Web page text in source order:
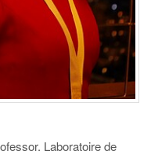
Laboratoire de